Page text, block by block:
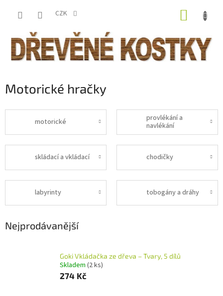
CZK
Motorické hračky
motorické
provlékání a
navlékání
skládací a vkládací chodičky
labyrinty tobogány a dráhy
Nejprodávanější
Goki Vkládačka ze dřeva – Tvary, 5 dílů
Skladem (2 ks)
274 Kč